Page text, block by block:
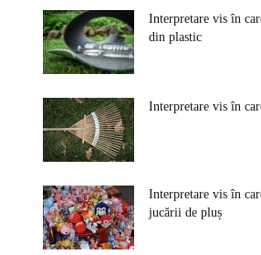
Interpretare vis în
din plastic
Interpretare vis în
Interpretare vis în
jucării de pluș